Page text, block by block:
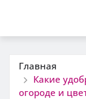
Главная
Какие
огороде и